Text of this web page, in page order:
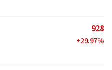
928
+29.97%